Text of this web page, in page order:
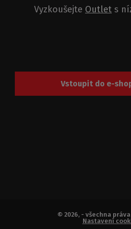
Vyzkoušejte Outlet s
Vstoupit do e-
© 2026, - všechna
Nastavení